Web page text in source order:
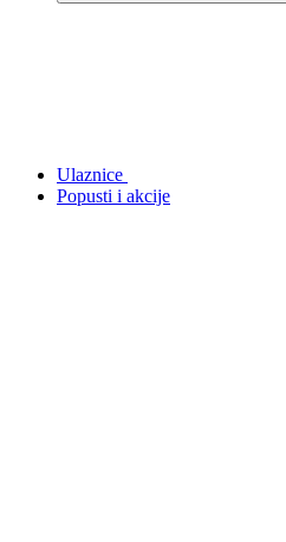
Ulaznice
Popusti i akcije